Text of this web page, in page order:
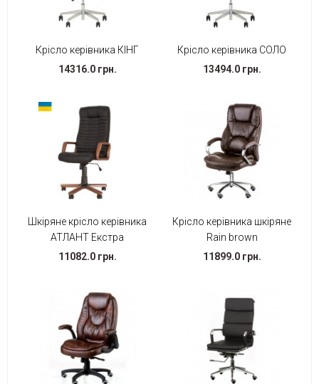
Крісло керівника КІНГ
14316.0 грн.
Крісло керівника СОЛО
13494.0 грн.
Шкіряне крісло керівника
АТЛАНТ Екстра
11082.0 грн.
Крісло керівника шкіряне
Rain brown
11899.0 грн.